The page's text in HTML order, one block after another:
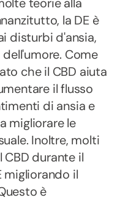
la DE è
disturbi d'ansia,
Come
che il CBD aiuta
il flusso
di ansia e
migliorare le
Inoltre, molti
durante il
migliorando il
è